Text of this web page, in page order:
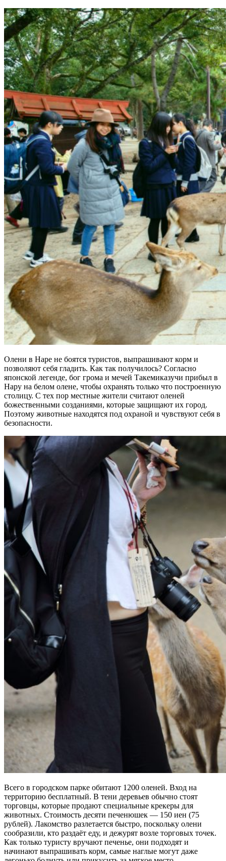
Олени в Наре не боятся туристов, выпрашивают корм и
позволяют себя гладить. Как так получилось? Согласно
японской легенде, бог грома и мечей Такемиказучи прибыл в
Нару на белом олене, чтобы охранять только что построенную
столицу. С тех пор местные жители считают оленей
божественными созданиями, которые защищают их город.
Поэтому животные находятся под охраной и чувствуют себя в
безопасности.
Всего в городском парке обитают 1200 оленей. Вход на
территорию бесплатный. В тени деревьев обычно стоят
торговцы, которые продают специальные крекеры для
животных. Стоимость десяти печенюшек — 150 иен (75
рублей). Лакомство разлетается быстро, поскольку олени
сообразили, кто раздаёт еду, и дежурят возле торговых точек.
Как только туристу вручают печенье, они подходят и
начинают выпрашивать корм, самые наглые могут даже